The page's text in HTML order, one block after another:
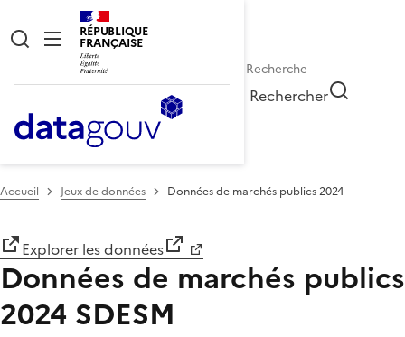
RÉPUBLIQUE
FRANÇAISE
Rechercher
Accueil Jeux de données Données de marchés publics 2024
Explorer les données
Données de marchés publics
2024 SDESM